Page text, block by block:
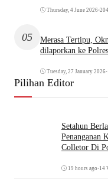
Thursday, 4 June 2026•
05
Merasa Tertipu,
dilaporkan ke
Tuesday, 27 January 2026•
Pilihan Editor
Setahun
Penanganan
Colletor Di
19 hours ago •14